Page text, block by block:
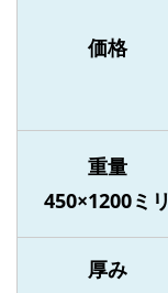
価格
重量
450×1200ミリ
厚み